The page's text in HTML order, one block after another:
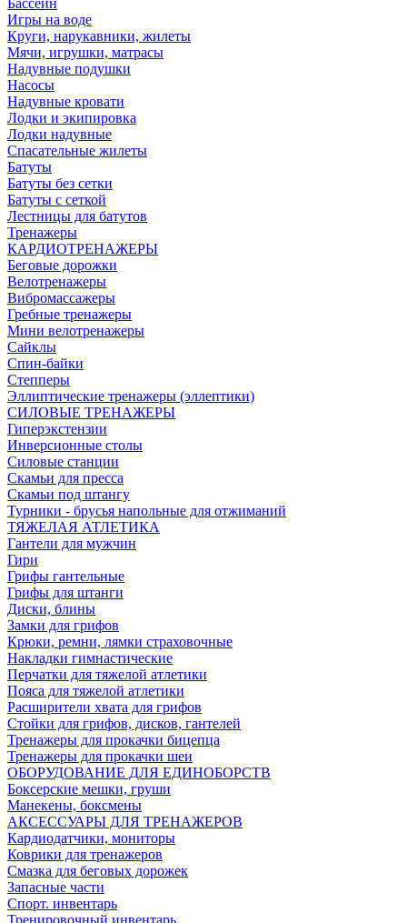
Бассейн
Игры на воде
Круги, нарукавники, жилеты
Мячи, игрушки, матрасы
Надувные подушки
Насосы
Надувные кровати
Лодки и экипировка
Лодки надувные
Спасательные жилеты
Батуты
Батуты без сетки
Батуты с сеткой
Лестницы для батутов
Тренажеры
КАРДИОТРЕНАЖЕРЫ
Беговые дорожки
Велотренажеры
Вибромассажеры
Гребные тренажеры
Мини велотренажеры
Сайклы
Спин-байки
Степперы
Эллиптические тренажеры (эллептики)
СИЛОВЫЕ ТРЕНАЖЕРЫ
Гиперэкстензии
Инверсионные столы
Силовые станции
Скамьи для пресса
Скамьи под штангу
Турники - брусья напольные для отжиманий
ТЯЖЕЛАЯ АТЛЕТИКА
Гантели для мужчин
Гири
Грифы гантельные
Грифы для штанги
Диски, блины
Замки для грифов
Крюки, ремни, лямки страховочные
Накладки гимнастические
Перчатки для тяжелой атлетики
Пояса для тяжелой атлетики
Расширители хвата для грифов
Стойки для грифов, дисков, гантелей
Тренажеры для прокачки бицепца
Тренажеры для прокачки шеи
ОБОРУДОВАНИЕ ДЛЯ ЕДИНОБОРСТВ
Боксерские мешки, груши
Манекены, боксмены
АКСЕССУАРЫ ДЛЯ ТРЕНАЖЕРОВ
Кардиодатчики, мониторы
Коврики для тренажеров
Смазка для беговых дорожек
Запасные части
Спорт. инвентарь
Тренировочный инвентарь